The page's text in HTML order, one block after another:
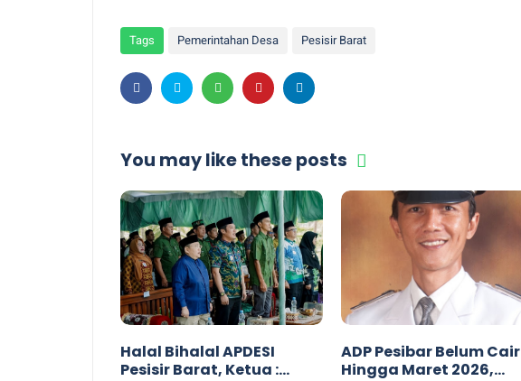
Tags Pemerintahan Desa Pesisir Barat
You may like these posts
Halal Bihalal APDESI
Pesisir Barat, Ketua :
ADP Pesibar Belum Cair
Hingga Maret 2026,